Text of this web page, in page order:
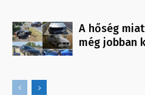
A hőség
még jobban